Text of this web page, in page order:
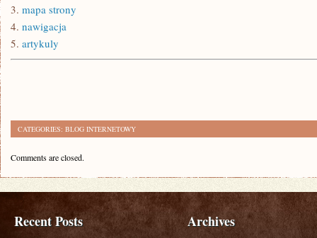
3. mapa strony
4. nawigacja
5. artykuly
CATEGORIES: BLOG INTERNETOWY
Comments are closed.
Recent Posts Archives